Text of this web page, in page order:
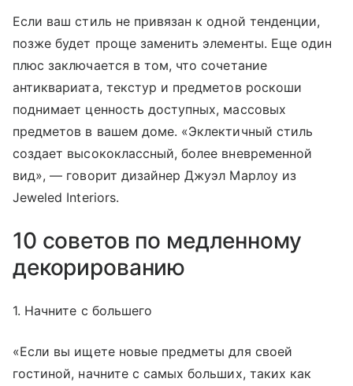
Если ваш стиль не привязан к одной тенденции,
позже будет проще заменить элементы. Еще один
плюс заключается в том, что сочетание
антиквариата, текстур и предметов роскоши
поднимает ценность доступных, массовых
предметов в вашем доме. «Эклектичный стиль
создает высококлассный, более вневременной
вид», — говорит дизайнер Джуэл Марлоу из
Jeweled Interiors.
10 советов по медленному
декорированию
1. Начните с большего
«Если вы ищете новые предметы для своей
гостиной, начните с самых больших, таких как